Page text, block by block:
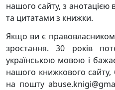
нашого сайту, з анотацією
та цитатами з книжки.
Якщо ви є
зростання. 30 років
українською мовою і
нашого книжкового
на пошту